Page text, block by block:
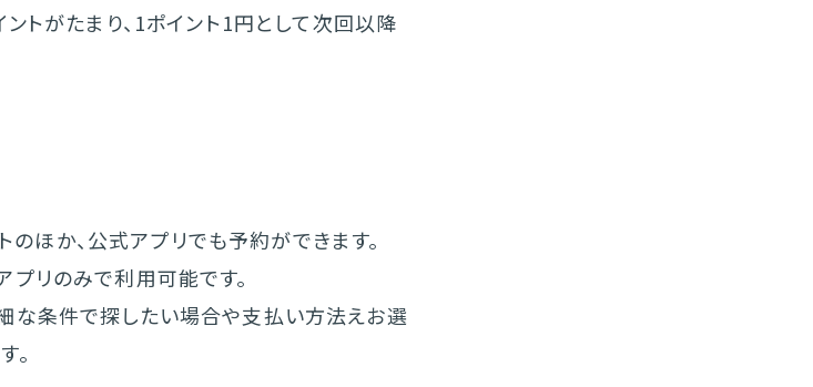
トがたまり、1ポイント1円として次回以降
のほか、公式アプリでも予約ができます。
プリのみで利用可能です。
な条件で探したい場合や支払い方法えお選
。